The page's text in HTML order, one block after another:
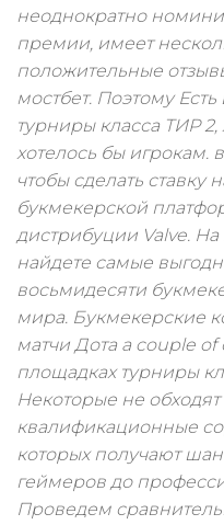
неоднократно
премии, имеет
положительные
мостбет. Поэтому
турниры класса ТИР 2,
хотелось бы игрокам.
чтобы сделать ставку
букмекерской
дистрибуции Valve.
найдете самые
восьмидесяти
мира. Букмекерские
матчи Дота a couple of
площадках турниры
Некоторые не
квалификационные
которых получают
геймеров до
Проведем